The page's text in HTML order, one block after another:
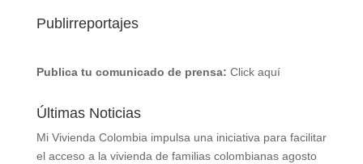
Publirreportajes
Publica tu comunicado de prensa: Click aquí
Últimas Noticias
Mi Vivienda Colombia impulsa una iniciativa para facilitar
el acceso a la vivienda de familias colombianas agosto